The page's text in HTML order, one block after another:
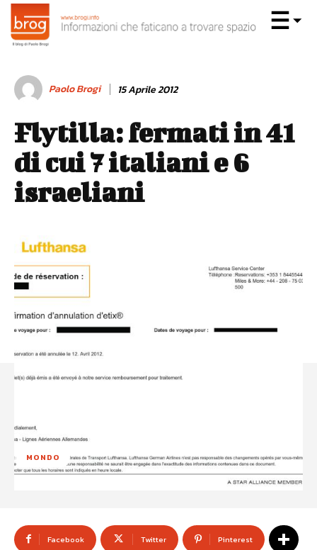
Paolo Brogi 15 Aprile 2012
Flytilla: fermati in 41
di cui 7 italiani e 6
israeliani
MONDO
Facebook Twitter Pinterest